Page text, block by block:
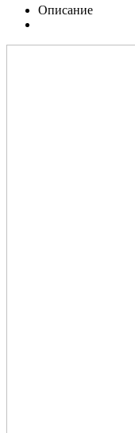
Описание